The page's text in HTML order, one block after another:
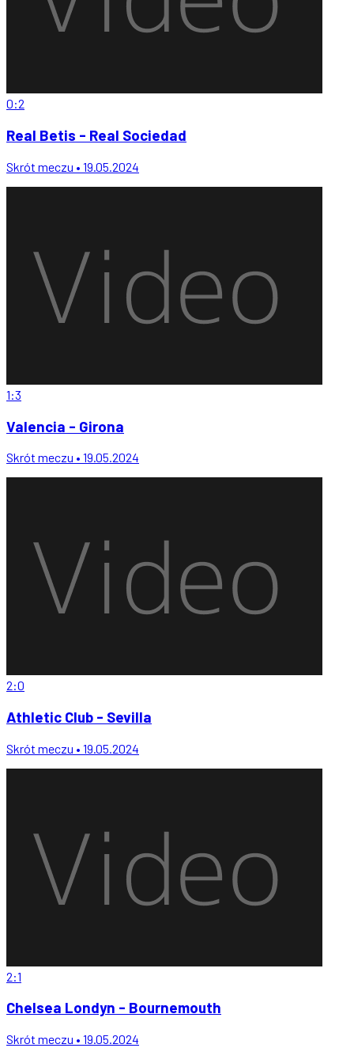
0:2
Real Betis - Real Sociedad
Skrót meczu • 19.05.2024
1:3
Valencia - Girona
Skrót meczu • 19.05.2024
2:0
Athletic Club - Sevilla
Skrót meczu • 19.05.2024
2:1
Chelsea Londyn - Bournemouth
Skrót meczu • 19.05.2024